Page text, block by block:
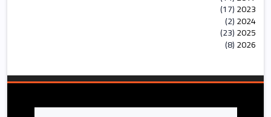
2023
(17)
►
2024
(2)
2025
(23)
2026
(8)